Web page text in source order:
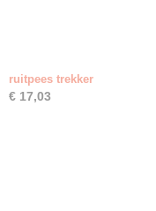
ruitpees trekker
€ 17,03